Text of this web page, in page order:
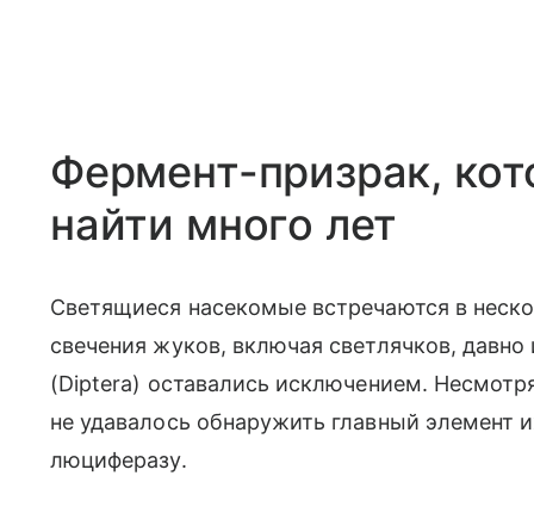
Фермент-призрак,
найти много лет
Светящиеся насекомые встречаются в
свечения жуков, включая светлячков,
(Diptera) оставались исключением.
не удавалось обнаружить главный
люциферазу.